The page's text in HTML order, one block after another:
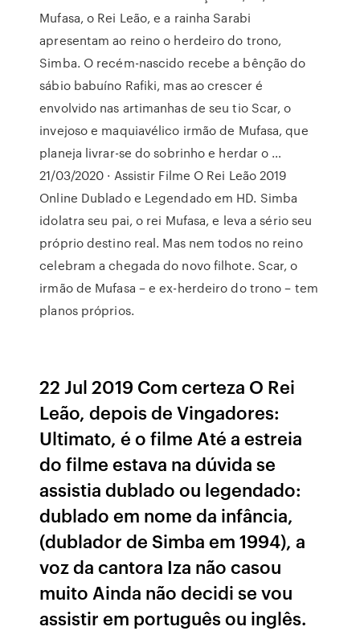
Mufasa, o Rei Leão, e a rainha Sarabi
apresentam ao reino o herdeiro do trono,
Simba. O recém-nascido recebe a bênção do
sábio babuíno Rafiki, mas ao crescer é
envolvido nas artimanhas de seu tio Scar, o
invejoso e maquiavélico irmão de Mufasa, que
planeja livrar-se do sobrinho e herdar o …
21/03/2020 · Assistir Filme O Rei Leão 2019
Online Dublado e Legendado em HD. Simba
idolatra seu pai, o rei Mufasa, e leva a sério seu
próprio destino real. Mas nem todos no reino
celebram a chegada do novo filhote. Scar, o
irmão de Mufasa – e ex-herdeiro do trono – tem
planos próprios.
22 Jul 2019 Com certeza O Rei
Leão, depois de Vingadores:
Ultimato, é o filme Até a estreia
do filme estava na dúvida se
assistia dublado ou legendado:
dublado em nome da infância,
(dublador de Simba em 1994), a
voz da cantora Iza não casou
muito Ainda não decidi se vou
assistir em português ou inglês.